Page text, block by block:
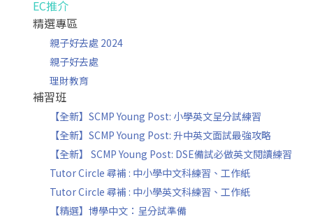
EC推介
精選專區
親子好去處 2024
親子好去處
理財教育
補習班
【全新】SCMP Young Post: 小學英文呈分試練習
【全新】SCMP Young Post: 升中英文面試最強攻略
【全新】 SCMP Young Post: DSE備試必做英文閱讀練習
Tutor Circle 尋補 : 中小學中文科練習、工作紙
Tutor Circle 尋補 : 中小學英文科練習、工作紙
【精選】博學中文：呈分試準備